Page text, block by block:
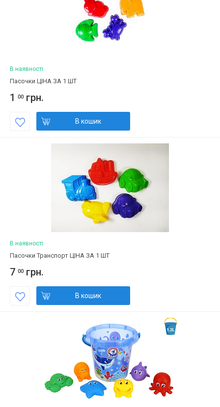
В наявності
Пасочки ЦІНА ЗА 1 ШТ
1 00 грн.
В кошик
В наявності
Пасочки Транспорт ЦІНА ЗА 1 ШТ
7 00 грн.
В кошик